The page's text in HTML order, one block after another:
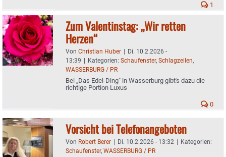
1
Zum Valentinstag: „Wir retten
Herzen“
Von Christian Huber | Di. 10.2.2026 -
13:39 | Kategorien: Schaufenster, Schlagzeilen,
WASSERBURG / PR
Bei „Das Edel-Ding" in Wasserburg gibt's dazu die
richtige Portion Luxus
0
Vorsicht bei Telefonangeboten
Von Robert Berer | Di. 10.2.2026 - 13:32 | Kategorien:
Schaufenster, WASSERBURG / PR